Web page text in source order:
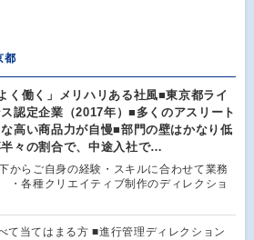
都
く働く」メリハリある社風■東京都ライ
認定企業（2017年）■多くのアスリート
高い商品力が自慢■部門の壁はかなり低
々の割合で、中途入社で…
からご自身の経験・スキルに合わせて業務
・各種クリエイティブ制作のディレクショ
て当てはまる方 ■進行管理ディレクション